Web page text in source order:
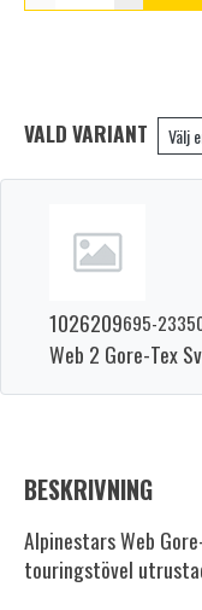
VALD VARIANT Välj
1026209695-
Web 2 Gore-Tex
BESKRIVNING
Alpinestars Web
touringstövel